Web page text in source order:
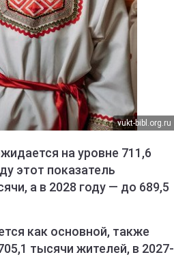
vukt-bibl.org.ru
на уровне 711,6
этот показатель
а в 2028 году — до 689,5
как основной, также
тысячи жителей, в 2027-